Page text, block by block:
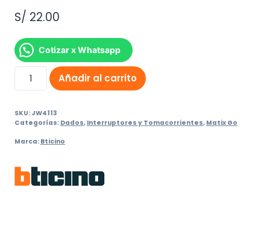
S/ 22.00
Cotizar x Whatsapp
Toma
3
Línea
2P+T
10A
Go
1
Añadir al carrito
SKU: JW4113
Categorías: Dados, Interruptores y Tomacorrientes, Matix Go
Marca: Bticino